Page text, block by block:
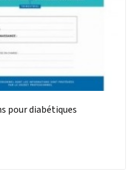
pour diabétiques